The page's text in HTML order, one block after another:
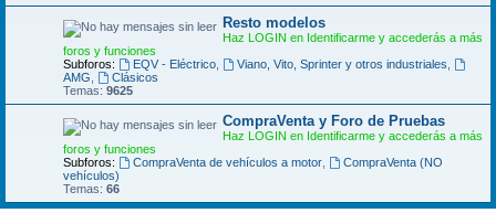
Resto modelos
Haz LOGIN en Identificarme y accederás a más
foros y funciones
Subforos:
EQV - Eléctrico, Viano, Vito, Sprinter y otros industriales
AMG
Clásicos
Temas: 9625
CompraVenta y Foro de Pruebas
Haz LOGIN en Identificarme y accederás a más
foros y funciones
Subforos:
CompraVenta de vehículos a motor,
CompraVenta (NO
vehículos)
Temas: 66